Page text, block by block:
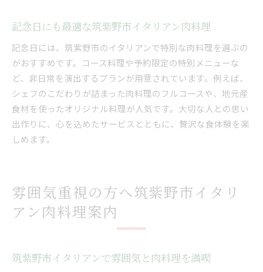
記念日にも最適な筑紫野市イタリアン肉料理
記念日には、筑紫野市のイタリアンで特別な肉料理を選ぶの
がおすすめです。コース料理や予約限定の特別メニューな
ど、非日常を演出するプランが用意されています。例えば、
シェフのこだわりが詰まった肉料理のフルコースや、地元産
食材を使ったオリジナル料理が人気です。大切な人との思い
出作りに、心を込めたサービスとともに、贅沢な食体験を楽
しめます。
雰囲気重視の方へ筑紫野市イタリ
アン肉料理案内
筑紫野市イタリアンで雰囲気と肉料理を満喫